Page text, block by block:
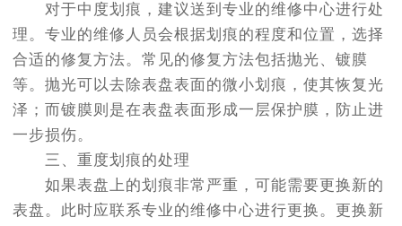
对于中度划痕，建议送到专业的维修中心进行处
理。专业的维修人员会根据划痕的程度和位置，选择
合适的修复方法。常见的修复方法包括抛光、镀膜
等。抛光可以去除表盘表面的微小划痕，使其恢复光
泽；而镀膜则是在表盘表面形成一层保护膜，防止进
一步损伤。
三、重度划痕的处理
如果表盘上的划痕非常严重，可能需要更换新的
表盘。此时应联系专业的维修中心进行更换。更换新